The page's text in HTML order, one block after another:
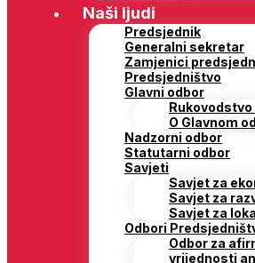
Naši ljudi
Predsjednik
Generalni sekretar
Zamjenici
Predsjedništvo
Glavni odbor
Rukovodstvo
O Glavnom
Nadzorni odbor
Statutarni odbor
Savjeti
Savjet za
Savjet za
Savjet za
Odbori
Odbor za
vrijednosti